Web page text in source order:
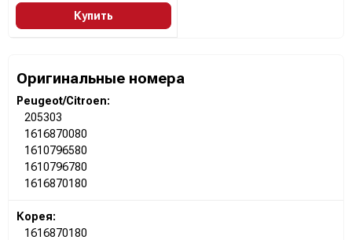
Купить
Оригинальные номера
Peugeot/Citroen:
205303
1616870080
1610796580
1610796780
1616870180
Корея:
1616870180